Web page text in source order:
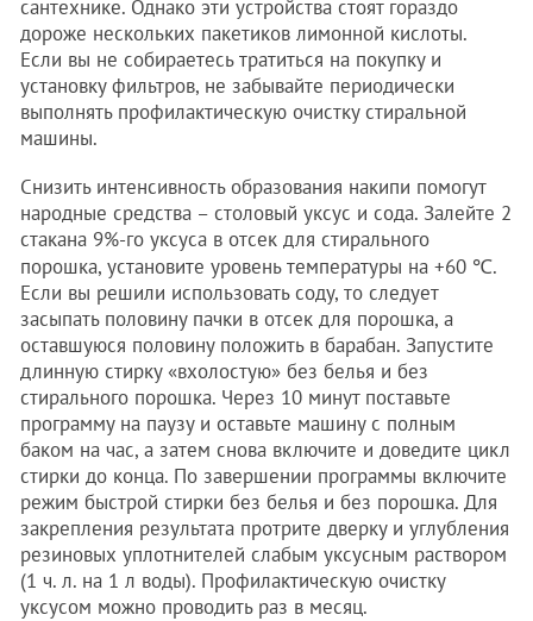
сантехнике. Однако эти устройства стоят гораздо
дороже нескольких пакетиков лимонной кислоты.
Если вы не собираетесь тратиться на покупку и
установку фильтров, не забывайте периодически
выполнять профилактическую очистку стиральной
машины.
Снизить интенсивность образования накипи помогут
народные средства – столовый уксус и сода. Залейте 2
стакана 9%-го уксуса в отсек для стирального
порошка, установите уровень температуры на +60 ℃.
Если вы решили использовать соду, то следует
засыпать половину пачки в отсек для порошка, а
оставшуюся половину положить в барабан. Запустите
длинную стирку «вхолостую» без белья и без
стирального порошка. Через 10 минут поставьте
программу на паузу и оставьте машину с полным
баком на час, а затем снова включите и доведите цикл
стирки до конца. По завершении программы включите
режим быстрой стирки без белья и без порошка. Для
закрепления результата протрите дверку и углубления
резиновых уплотнителей слабым уксусным раствором
(1 ч. л. на 1 л воды). Профилактическую очистку
уксусом можно проводить раз в месяц.